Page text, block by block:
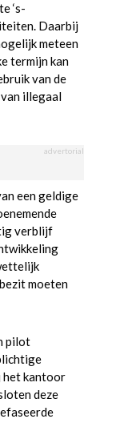
‘s-
Daarbij
meteen
termijn kan
van de
illegaal
advertorial
een geldige
verblijf
moeten
pilot
het kantoor
deze